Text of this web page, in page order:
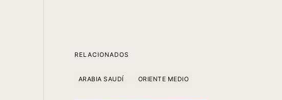
RELACIONADOS
ARABIA SAUDÍ ORIENTE MEDIO